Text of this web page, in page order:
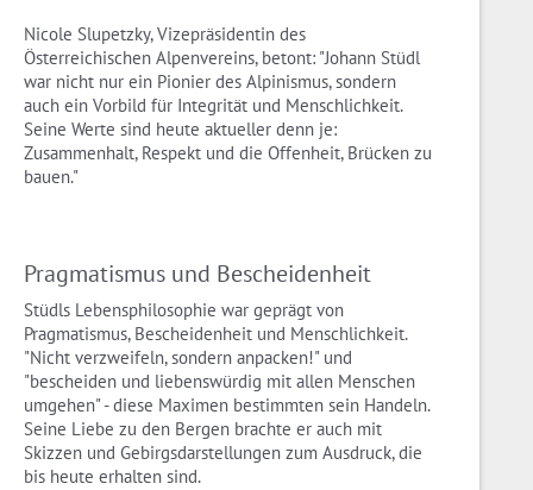
Nicole Slupetzky, Vizepräsidentin des
Österreichischen Alpenvereins, betont: "Johann Stüdl
war nicht nur ein Pionier des Alpinismus, sondern
auch ein Vorbild für Integrität und Menschlichkeit.
Seine Werte sind heute aktueller denn je:
Zusammenhalt, Respekt und die Offenheit, Brücken zu
bauen."
Pragmatismus und Bescheidenheit
Stüdls Lebensphilosophie war geprägt von
Pragmatismus, Bescheidenheit und Menschlichkeit.
"Nicht verzweifeln, sondern anpacken!" und
"bescheiden und liebenswürdig mit allen Menschen
umgehen" - diese Maximen bestimmten sein Handeln.
Seine Liebe zu den Bergen brachte er auch mit
Skizzen und Gebirgsdarstellungen zum Ausdruck, die
bis heute erhalten sind.